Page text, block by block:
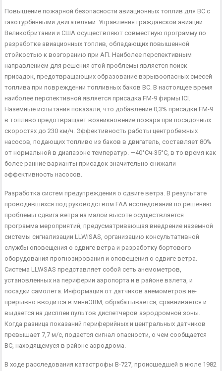
Повышение пожарной безопасности авиационных топлив для ВС с
газотурбинными двигателями. Управления гражданской авиации
Великобритании и США осуществляют совместную программу по
разработке авиационных топлив, обладающих по­вышенной
стойкостью к возгоранию при АП. Наиболее перспек­тивным
направлением для решения этой проблемы является по­иск
присадок, предотвращающих образование взрывоопасных смесей
топлива при повреждении топливных баков ВС. В на­стоящее время
наиболее перспективной является присадка FM-9 фирмы ICI.
Наземные испытания показали, что добавление 0,3% присадки FM-9
в топливо предотвращает возникновение пожара при посадочных
скоростях до 230 км/ч. Эффективность работы центробежных
насосов, подающих топливо из баков в двигатель, составляет 80%
от нормальной в диапазоне темпера­тур. —40°Сч-35°С, в то время как
более ранние варианты при­садок значительно снижали
эффективность насосов.
Разработка систем предупреждения о сдвиге ветра. В ре­зультате
проводившихся под руководством FAA исследований по решению
проблемы сдвига ветра на малой высоте осущест­вляется
программа мероприятий, предусматривающая внедрение наземной
системы сигнализации LLWiSAS, организацию кон­сультативной
службы оповещения о сдвиге ветра и разработку бортового
оборудования прогнозирования и оповещения о сдви­ге ветра.
Система LLWSAS представляет собой сеть анемомет­ров,
установленных на периферии аэропорта и в районе взлета, и
посадки самолета. Информация от датчиков анемометров не­
прерывно вводится в миниЭВМ, обрабатывается, сравнивается и
выдается на дисплеи пультов диспетчеров аэродромной зоны.
Когда разница показаний периферийных и центральных датчи­ков
превышает 7,7 м/с, подается сигнал опасности, о чем сооб­щается
ВС, находящемуся в районе аэродрома.
В ходе расследования катастрофы В-727, происшедшей в июле 1982